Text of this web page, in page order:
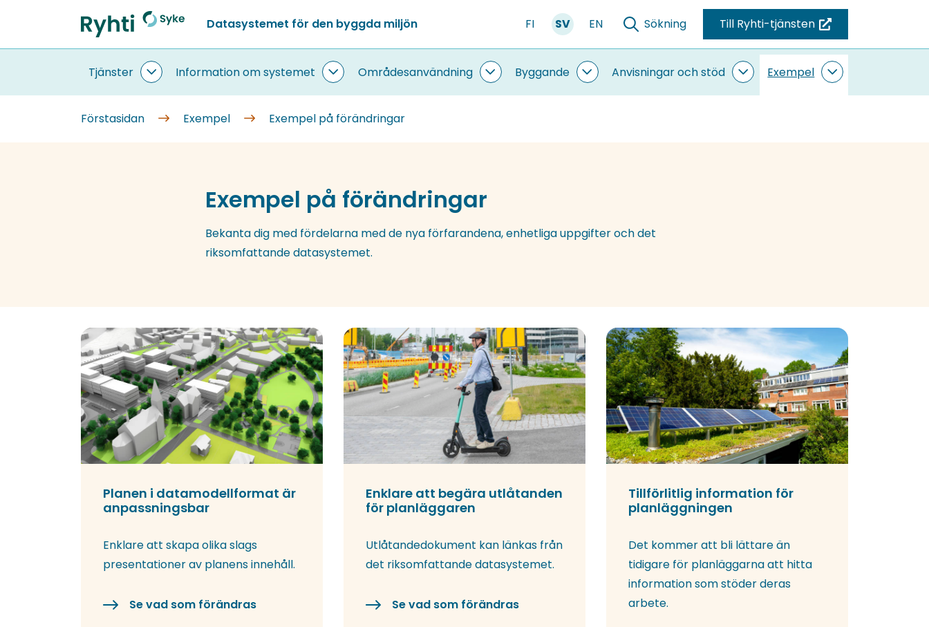
till
innehållet
Förstasidan
Datasystemet för den byggda miljön FI SV EN Sökning Till Ryhti-tjänsten
(du
blir
omdirigerad
Tjänster
Tjänster
undersidor
Information om systemet
Information
om
undersidor
Områdesanvändning
Områdesanvändning
undersidor
Byggande
Byggande
undersidor
Anvisningar och stöd
Anvisningar
och
Exempel
Exempel
undersidor
Förstasidan
Exempel Exempel på förändringar
Exempel på förändringar
Bekanta dig med fördelarna med de nya förfarandena, enhetliga uppgifter och det
riksomfattande datasystemet.
Planen i datamodellformat är
anpassningsbar
Enklare att skapa olika slags
presentationer av planens innehåll.
Se vad som förändras
Enklare att begära utlåtanden
för planläggaren
Utlåtandedokument kan länkas från
det riksomfattande datasystemet.
Se vad som förändras
Tillförlitlig information för
planläggningen
Det kommer att bli lättare än
tidigare för planläggarna att hitta
information som stöder deras
arbete.